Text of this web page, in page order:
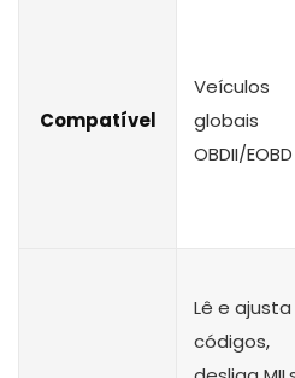
Compatível
Veículos
globais
OBDII/EOBD
Lê e ajusta
códigos,